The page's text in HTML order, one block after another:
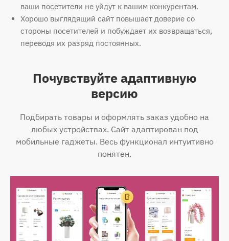
ваши посетители не уйдут к вашим конкурентам.
Хорошо выглядящий сайт повышает доверие со
стороны посетителей и побуждает их возвращаться,
переводя их разряд постоянных.
Почувствуйте адаптивную
версию
Подбирать товары и оформлять заказ удобно на
любых устройствах. Сайт адаптирован под
мобильные гаджеты. Весь функционал интуитивно
понятен.